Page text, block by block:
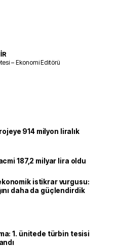
– Ekonomi Editörü
914 milyon liralık
187,2 milyar lira oldu
istikrar vurgusu:
daha da güçlendirdik
1. ünitede türbin tesisi